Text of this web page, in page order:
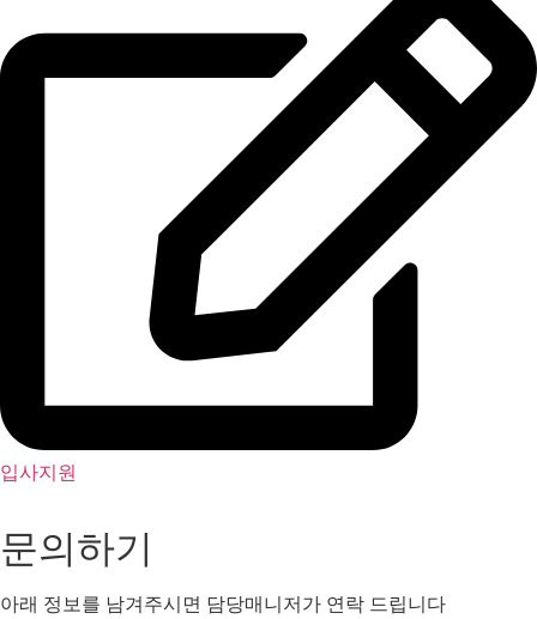
입사지원
문의하기
아래 정보를 남겨주시면 담당매니저가 연락 드립니다